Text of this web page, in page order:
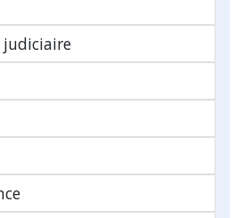
judiciaire